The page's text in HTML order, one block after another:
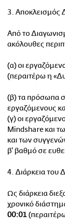
ΑΜΠΑ
3. Αποκλεισμός
Από το
ακόλουθες
(α) οι
(περαιτέρω η
(β) τα πρόσωπα
εργαζόμενους
(γ) οι
Mindshare και
και των
β' βαθμό σε
4. Διάρκεια του
Ως διάρκεια
χρονικό
00:01